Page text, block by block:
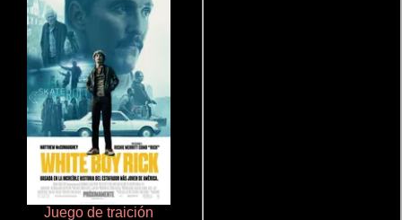
Juego de traición